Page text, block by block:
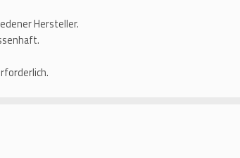
Hersteller.